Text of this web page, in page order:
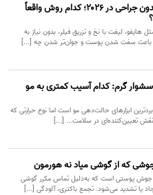
لیفت صورت بدون جراحی در ۲۰۲۶؛ کدام روش واقعاً
هایفو، لیفت با نخ و تزریق فیلر، بدون نیاز به
باعث سفت شدن پوست و جوان‌تر شدن چه [...]
گرم: کدام آسیب کمتری به مو
ابزارهای حالت‌دهی مو است اما نوع حرارتی که
تعیین‌کننده‌ای در سلامت... [...]
جوشی که از گوشی میاد نه هورمون
جوش پوستی است که به‌دلیل تماس مکرر گوشی
یا تشدید می‌شود. تجمع باکتری، آلودگی [...]